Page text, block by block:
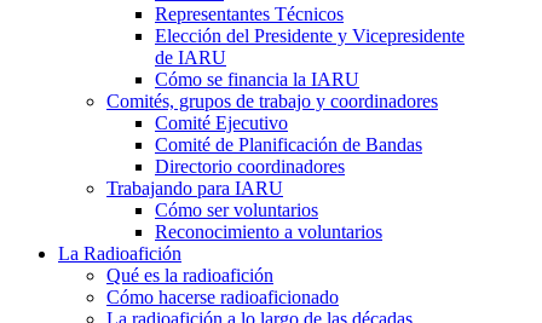
Representantes Técnicos
Elección del Presidente y Vicepresidente
de IARU
Cómo se financia la IARU
Comités, grupos de trabajo y coordinadores
Comité Ejecutivo
Comité de Planificación de Bandas
Directorio coordinadores
Trabajando para IARU
Cómo ser voluntarios
Reconocimiento a voluntarios
La Radioafición
Qué es la radioafición
Cómo hacerse radioaficionado
La radioafición a lo largo de las décadas